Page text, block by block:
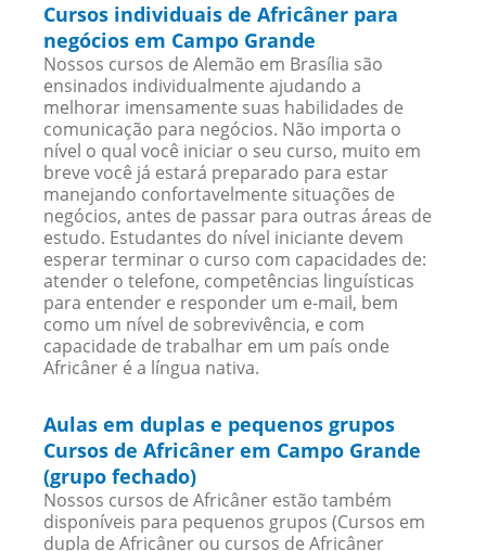
Cursos individuais de Africâner para
negócios em Campo Grande
Nossos cursos de Alemão em Brasília são
ensinados individualmente ajudando a
melhorar imensamente suas habilidades de
comunicação para negócios. Não importa o
nível o qual você iniciar o seu curso, muito em
breve você já estará preparado para estar
manejando confortavelmente situações de
negócios, antes de passar para outras áreas de
estudo. Estudantes do nível iniciante devem
esperar terminar o curso com capacidades de:
atender o telefone, competências linguísticas
para entender e responder um e-mail, bem
como um nível de sobrevivência, e com
capacidade de trabalhar em um país onde
Africâner é a língua nativa.
Aulas em duplas e pequenos grupos
Cursos de Africâner em Campo Grande
(grupo fechado)
Nossos cursos de Africâner estão também
disponíveis para pequenos grupos (Cursos em
dupla de Africâner ou cursos de Africâner